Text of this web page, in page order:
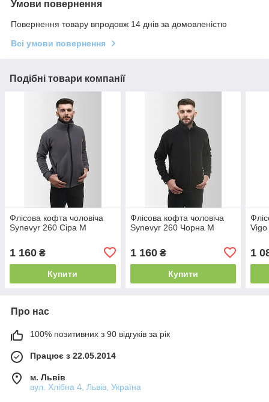
Умови повернення
Повернення товару впродовж 14 днів за домовленістю
Всі умови повернення
Подібні товари компанії
Флісова кофта чоловіча
Synevyr 260 Сіра M
1 160 ₴
Купити
Флісова кофта чоловіча
Synevyr 260 Чорна M
1 160₴
Купити
1
Про нас
100% позитивних з 90 відгуків за рік
Працює з 22.05.2014
м. Львів
вул. Хлібна 4, Львів, Україна